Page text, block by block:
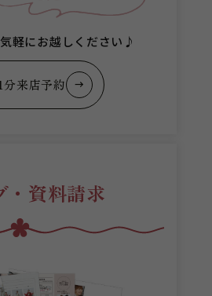
軽にお越しください♪
分来店予約
・資料請求